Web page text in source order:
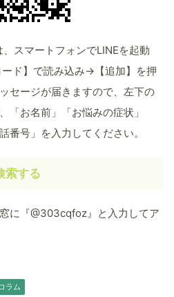
スマートフォンでLINEを起動
ド】で読み込み→【追加】を押
セージが届きますので、左下の
「お名前」「お悩みの症状」
番号」を入力してください。
索する
に『@303cqfoz』と入力してア
ラム